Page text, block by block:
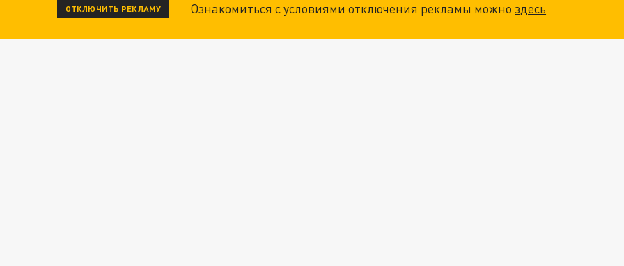
ОТКЛЮЧИТЬ РЕКЛАМУ Ознакомиться с условиями отключения рекламы можноздесь